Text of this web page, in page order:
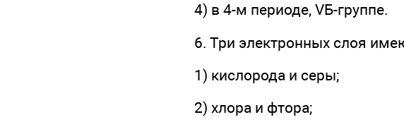
4) в 4-м периоде, VБ-группе.
6. Три электронных слоя
1) кислорода и серы;
2) хлора и фтора;